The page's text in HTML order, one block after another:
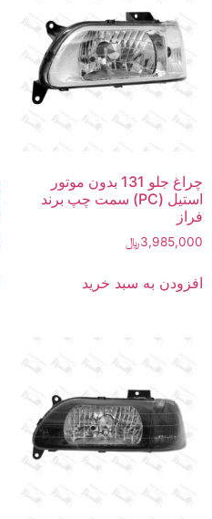
چراغ جلو 131 بدون موتور
استیل (PC) سمت چپ برند
فراز
3,985,000﷼
افزودن به سبد خرید